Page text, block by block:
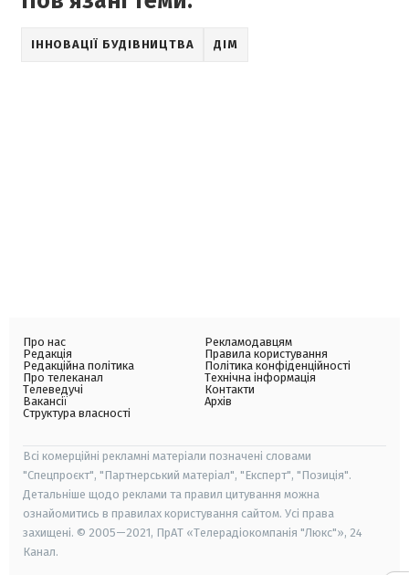
ІННОВАЦІЇ БУДІВНИЦТВА ДІМ
Про нас
Редакція
Редакційна політика
Про телеканал
Телеведучі
Вакансії
Структура власності
Рекламодавцям
Правила користування
Політика конфіденційності
Технічна інформація
Контакти
Архів
Всі комерційні рекламні матеріали позначені словами
"Спецпроєкт", "Партнерський матеріал", "Експерт", "Позиція".
Детальніше щодо реклами та правил цитування можна
ознайомитись в правилах користування сайтом. Усі права
захищені. © 2005—2021, ПрАТ «Телерадіокомпанія "Люкс"», 24
Канал.